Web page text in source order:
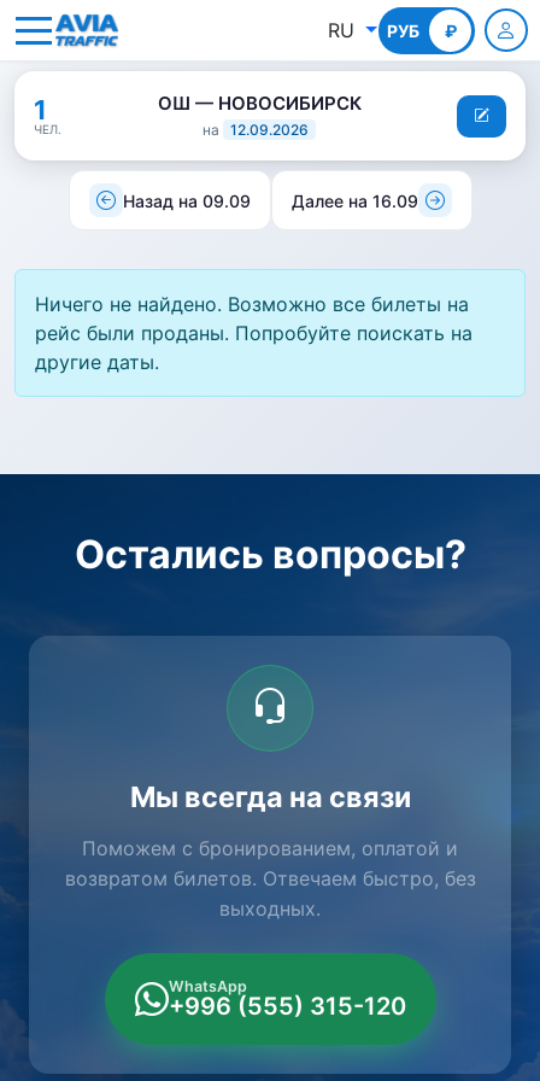
RU РУБ ₽
КГС
1
ЧЕЛ.
ОШ — НОВОСИБИРСК
на 12.09.2026
Назад на 09.09 Далее на 16.09
Ничего не найдено. Возможно все билеты на
рейс были проданы. Попробуйте поискать на
другие даты.
Остались вопросы?
Мы всегда на связи
Поможем с бронированием, оплатой и
возвратом билетов. Отвечаем быстро, без
выходных.
WhatsApp
+996 (555) 315-120